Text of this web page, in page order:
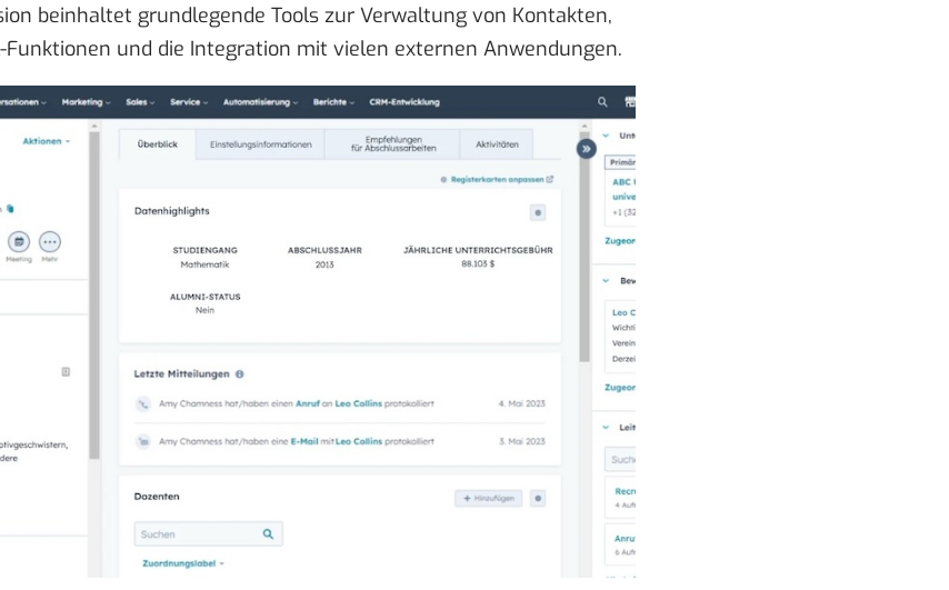
beinhaltet grundlegende Tools zur Verwaltung von Kontakten,
Funktionen und die Integration mit vielen externen Anwendungen.